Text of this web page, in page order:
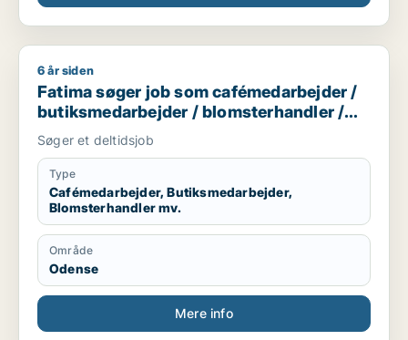
Fatima søger job som cafémedarbejder /
6 år siden
Fatima søger job som cafémedarbejder /
butiksmedarbejder / blomsterhandler /
bager
Søger et deltidsjob
Type
Cafémedarbejder, Butiksmedarbejder,
Blomsterhandler mv.
Område
Odense
Mere info